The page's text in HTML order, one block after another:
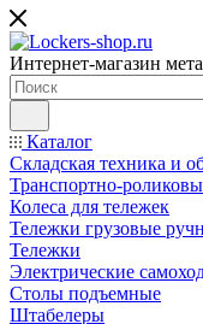
Интернет-магазин
Каталог
Складская техника и
Транспортно-
Колеса для тележек
Тележки грузовые
Тележки
Электрические
Столы подъемные
Штабелеры